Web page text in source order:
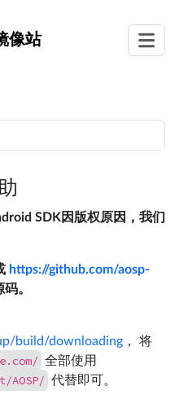
像站
SDK因版权原因，我们
https://github.com/aosp-
。
build/downloading ， 将
全部使用
代替即可。